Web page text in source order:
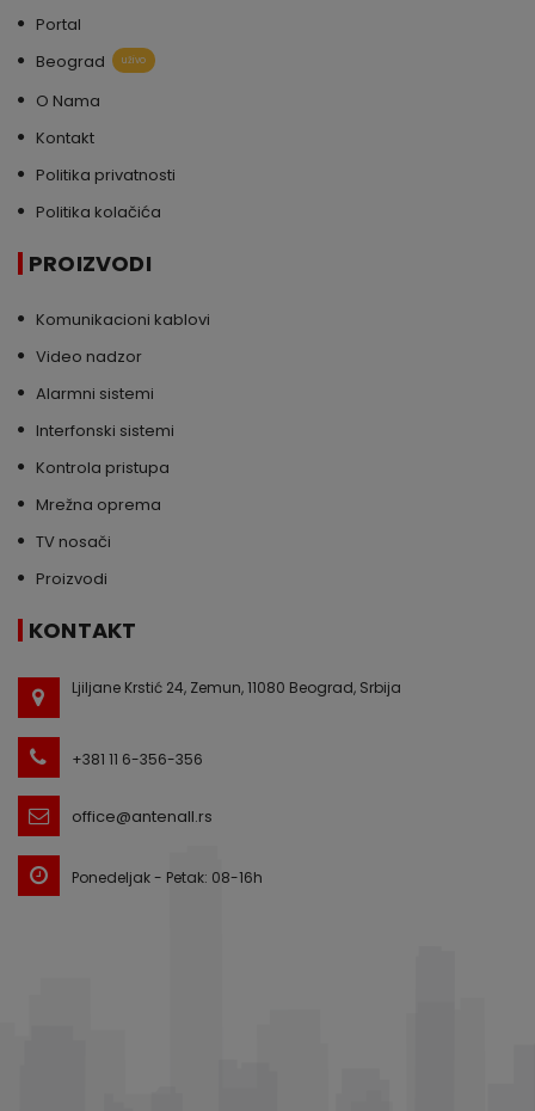
Portal
Beograd
uživo
O Nama
Kontakt
Politika privatnosti
Politika kolačića
PROIZVODI
Komunikacioni kablovi
Video nadzor
Alarmni sistemi
Interfonski sistemi
Kontrola pristupa
Mrežna oprema
TV nosači
Proizvodi
KONTAKT
Ljiljane Krstić 24, Zemun, 11080 Beograd, Srbija
+381 11 6-356-356
office@antenall.rs
Ponedeljak - Petak: 08-16h